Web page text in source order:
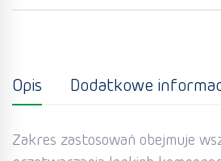
Opis Dodatkowe
Zakres zastosowań obejmuje